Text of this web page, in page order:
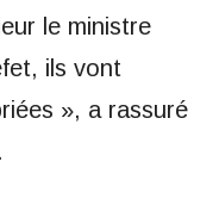
le ministre
ils vont
», a rassuré